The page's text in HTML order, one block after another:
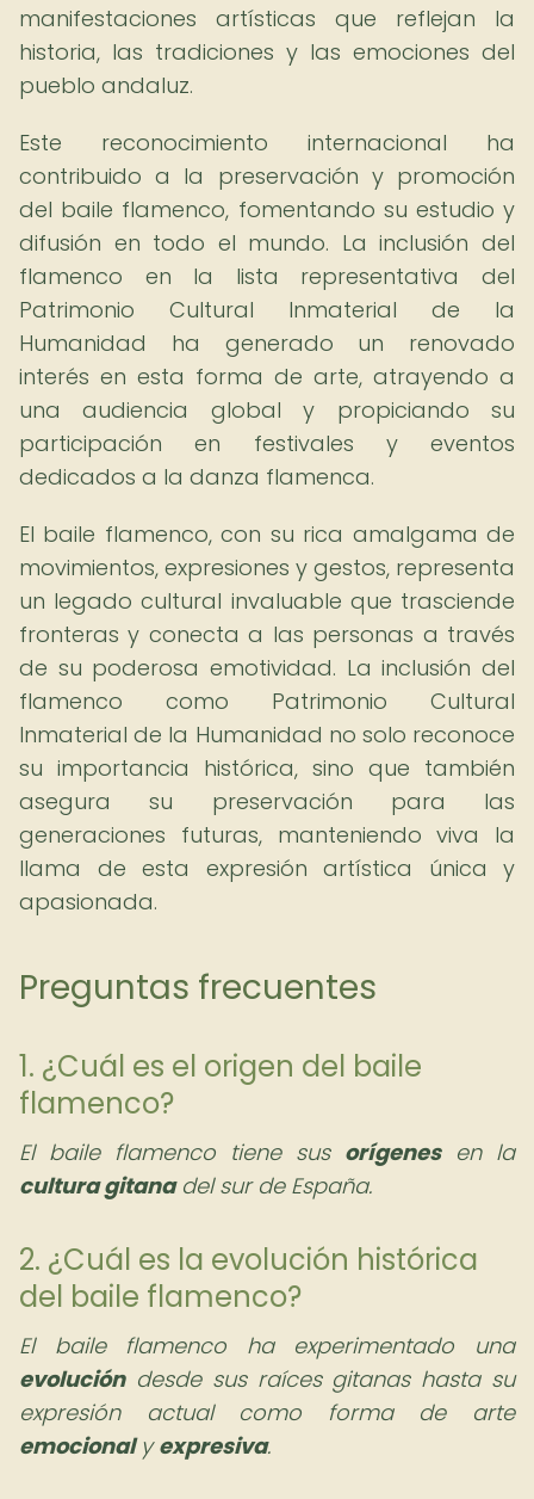
manifestaciones artísticas que reflejan la
historia, las tradiciones y las emociones del
pueblo andaluz.
Este reconocimiento internacional ha
contribuido a la preservación y promoción
del baile flamenco, fomentando su estudio y
difusión en todo el mundo. La inclusión del
flamenco en la lista representativa del
Patrimonio Cultural Inmaterial de la
Humanidad ha generado un renovado
interés en esta forma de arte, atrayendo a
una audiencia global y propiciando su
participación en festivales y eventos
dedicados a la danza flamenca.
El baile flamenco, con su rica amalgama de
movimientos, expresiones y gestos, representa
un legado cultural invaluable que trasciende
fronteras y conecta a las personas a través
de su poderosa emotividad. La inclusión del
flamenco como Patrimonio Cultural
Inmaterial de la Humanidad no solo reconoce
su importancia histórica, sino que también
asegura su preservación para las
generaciones futuras, manteniendo viva la
llama de esta expresión artística única y
apasionada.
Preguntas frecuentes
1. ¿Cuál es el origen del baile
flamenco?
El baile flamenco tiene sus orígenesen la
cultura gitanadel sur de España.
2. ¿Cuál es la evolución histórica
del baile flamenco?
El baile flamenco ha experimentado una
evolucióndesde sus raíces gitanas hasta su
expresión actual como forma de arte
emocionalyexpresiva.